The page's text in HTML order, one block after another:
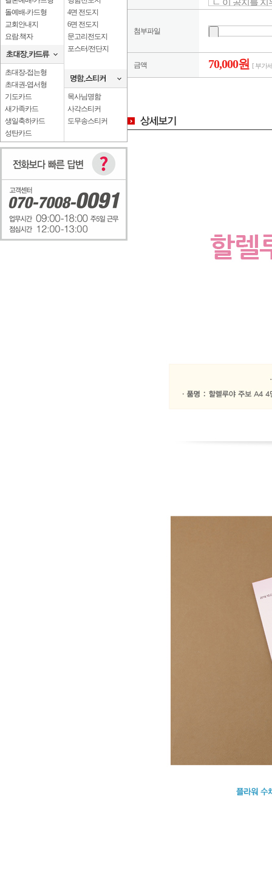
돌예배-카드형
교회안내지
요람.책자
초대장-접는형
초대권-엽서형
기도카드
새가족카드
생일축하카드
성탄카드
4면 전도지
6면 전도지
문고리전도지
포스터/전단지
목사님명함
사각스티커
도무송스티커
첨부파일
금액 70,000원 [ 부가